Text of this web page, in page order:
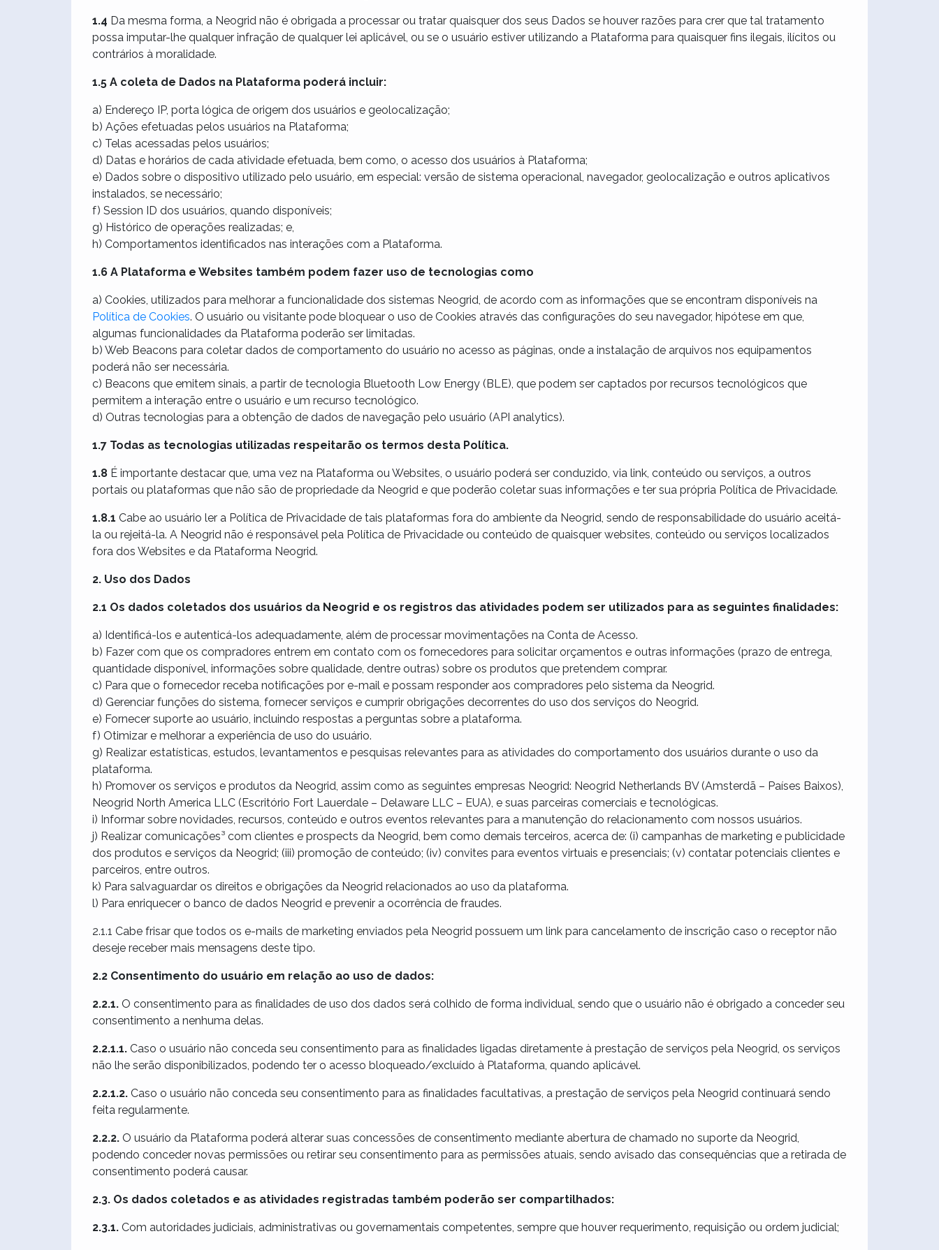
1.4 Da mesma forma, a Neogrid não é obrigada a processar ou tratar quaisquer dos seus Dados se houver razões para crer que tal tratamento
possa imputar-lhe qualquer infração de qualquer lei aplicável, ou se o usuário estiver utilizando a Plataforma para quaisquer fins ilegais, ilícitos ou
contrários à moralidade.
1.5 A coleta de Dados na Plataforma poderá incluir:
a) Endereço IP, porta lógica de origem dos usuários e geolocalização;
b) Ações efetuadas pelos usuários na Plataforma;
c) Telas acessadas pelos usuários;
d) Datas e horários de cada atividade efetuada, bem como, o acesso dos usuários à Plataforma;
e) Dados sobre o dispositivo utilizado pelo usuário, em especial: versão de sistema operacional, navegador, geolocalização e outros aplicativos
instalados, se necessário;
f) Session ID dos usuários, quando disponíveis;
g) Histórico de operações realizadas; e,
h) Comportamentos identificados nas interações com a Plataforma.
1.6 A Plataforma e Websites também podem fazer uso de tecnologias como
a) Cookies, utilizados para melhorar a funcionalidade dos sistemas Neogrid, de acordo com as informações que se encontram disponíveis na
Política de Cookies. O usuário ou visitante pode bloquear o uso de Cookies através das configurações do seu navegador, hipótese em que,
algumas funcionalidades da Plataforma poderão ser limitadas.
b) Web Beacons para coletar dados de comportamento do usuário no acesso as páginas, onde a instalação de arquivos nos equipamentos
poderá não ser necessária.
c) Beacons que emitem sinais, a partir de tecnologia Bluetooth Low Energy (BLE), que podem ser captados por recursos tecnológicos que
permitem a interação entre o usuário e um recurso tecnológico.
d) Outras tecnologias para a obtenção de dados de navegação pelo usuário (API analytics).
1.7 Todas as tecnologias utilizadas respeitarão os termos desta Política.
1.8 É importante destacar que, uma vez na Plataforma ou Websites, o usuário poderá ser conduzido, via link, conteúdo ou serviços, a outros
portais ou plataformas que não são de propriedade da Neogrid e que poderão coletar suas informações e ter sua própria Política de Privacidade.
1.8.1 Cabe ao usuário ler a Política de Privacidade de tais plataformas fora do ambiente da Neogrid, sendo de responsabilidade do usuário aceitá-
la ou rejeitá-la. A Neogrid não é responsável pela Política de Privacidade ou conteúdo de quaisquer websites, conteúdo ou serviços localizados
fora dos Websites e da Plataforma Neogrid.
2. Uso dos Dados
2.1 Os dados coletados dos usuários da Neogrid e os registros das atividades podem ser utilizados para as seguintes finalidades:
a) Identificá-los e autenticá-los adequadamente, além de processar movimentações na Conta de Acesso.
b) Fazer com que os compradores entrem em contato com os fornecedores para solicitar orçamentos e outras informações (prazo de entrega,
quantidade disponível, informações sobre qualidade, dentre outras) sobre os produtos que pretendem comprar.
c) Para que o fornecedor receba notificações por e-mail e possam responder aos compradores pelo sistema da Neogrid.
d) Gerenciar funções do sistema, fornecer serviços e cumprir obrigações decorrentes do uso dos serviços do Neogrid.
e) Fornecer suporte ao usuário, incluindo respostas a perguntas sobre a plataforma.
f) Otimizar e melhorar a experiência de uso do usuário.
g) Realizar estatísticas, estudos, levantamentos e pesquisas relevantes para as atividades do comportamento dos usuários durante o uso da
plataforma.
h) Promover os serviços e produtos da Neogrid, assim como as seguintes empresas Neogrid: Neogrid Netherlands BV (Amsterdã – Países Baixos),
Neogrid North America LLC (Escritório Fort Lauerdale – Delaware LLC – EUA), e suas parceiras comerciais e tecnológicas.
i) Informar sobre novidades, recursos, conteúdo e outros eventos relevantes para a manutenção do relacionamento com nossos usuários.
j) Realizar comunicações³ com clientes e prospects da Neogrid, bem como demais terceiros, acerca de: (i) campanhas de marketing e publicidade
dos produtos e serviços da Neogrid; (iii) promoção de conteúdo; (iv) convites para eventos virtuais e presenciais; (v) contatar potenciais clientes e
parceiros, entre outros.
k) Para salvaguardar os direitos e obrigações da Neogrid relacionados ao uso da plataforma.
l) Para enriquecer o banco de dados Neogrid e prevenir a ocorrência de fraudes.
2.1.1 Cabe frisar que todos os e-mails de marketing enviados pela Neogrid possuem um link para cancelamento de inscrição caso o receptor não
deseje receber mais mensagens deste tipo.
2.2 Consentimento do usuário em relação ao uso de dados:
2.2.1. O consentimento para as finalidades de uso dos dados será colhido de forma individual, sendo que o usuário não é obrigado a conceder seu
consentimento a nenhuma delas.
2.2.1.1. Caso o usuário não conceda seu consentimento para as finalidades ligadas diretamente à prestação de serviços pela Neogrid, os serviços
não lhe serão disponibilizados, podendo ter o acesso bloqueado/excluído à Plataforma, quando aplicável.
2.2.1.2. Caso o usuário não conceda seu consentimento para as finalidades facultativas, a prestação de serviços pela Neogrid continuará sendo
feita regularmente.
2.2.2. O usuário da Plataforma poderá alterar suas concessões de consentimento mediante abertura de chamado no suporte da Neogrid,
podendo conceder novas permissões ou retirar seu consentimento para as permissões atuais, sendo avisado das consequências que a retirada de
consentimento poderá causar.
2.3. Os dados coletados e as atividades registradas também poderão ser compartilhados:
2.3.1. Com autoridades judiciais, administrativas ou governamentais competentes, sempre que houver requerimento, requisição ou ordem judicial;